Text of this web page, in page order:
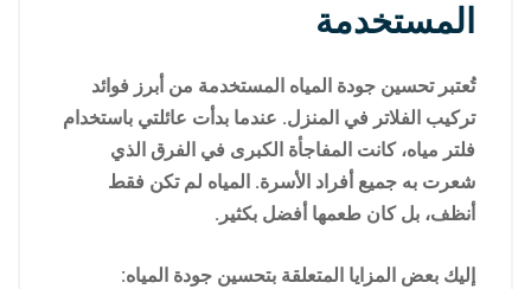
المستخدمة
تُعتبر تحسين جودة المياه المستخدمة من أبرز فوائد
تركيب الفلاتر في المنزل. عندما بدأت عائلتي باستخدام
فلتر مياه، كانت المفاجأة الكبرى في الفرق الذي
شعرت به جميع أفراد الأسرة. المياه لم تكن فقط
أنظف، بل كان طعمها أفضل بكثير.
إليك بعض المزايا المتعلقة بتحسين جودة المياه: